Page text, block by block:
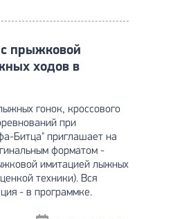
прыжковой
ходов в
гонок, кроссового
при
Битца" приглашает на
форматом -
имитацией лыжных
техники). Вся
- в программке.